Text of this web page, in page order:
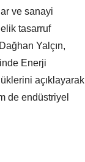
ve sanayi
tasarruf
Yalçın,
Enerji
açıklayarak
de endüstriyel